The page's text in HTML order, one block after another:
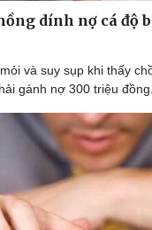
dính nợ cá độ
và suy sụp khi thấy
gánh nợ 300 triệu đồng.